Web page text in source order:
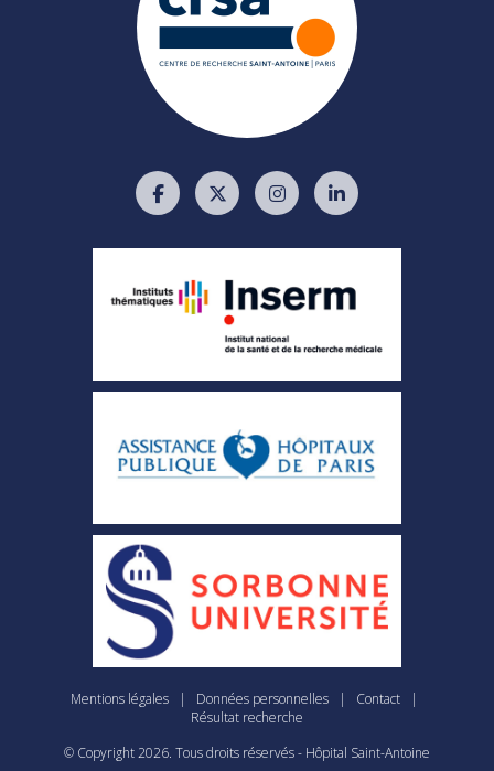
Mentions légales| Données personnelles| Contact|
Résultat recherche
© Copyright2026. Tous droits réservés - Hôpital Saint-Antoine